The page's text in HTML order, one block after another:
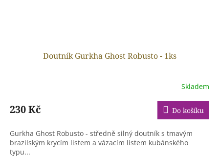
Doutník Gurkha Ghost Robusto - 1ks
Skladem
230 Kč Do košíku
Gurkha Ghost Robusto - středně silný doutník s tmavým
brazilským krycím listem a vázacím listem kubánského
typu...